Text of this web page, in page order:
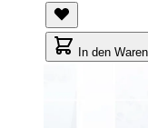
In den